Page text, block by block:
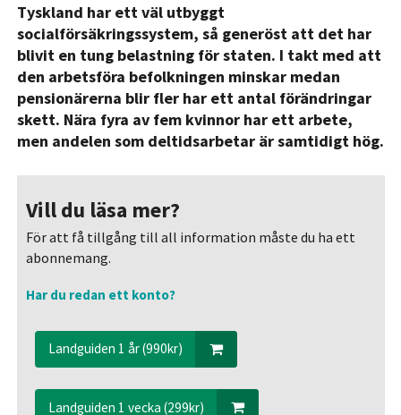
Tyskland har ett väl utbyggt
socialförsäkringssystem, så generöst att det har
blivit en tung belastning för staten. I takt med att
den arbetsföra befolkningen minskar medan
pensionärerna blir fler har ett antal förändringar
skett. Nära fyra av fem kvinnor har ett arbete,
men andelen som deltidsarbetar är samtidigt hög.
Vill du läsa mer?
För att få tillgång till all information måste du ha ett
abonnemang.
Har du redan ett konto?
Landguiden 1 år (990kr)
Landguiden 1 vecka (299kr)